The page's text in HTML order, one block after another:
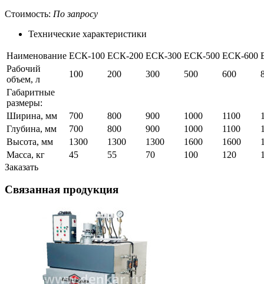
Стоимость: По запросу
Технические характеристики
Наименование ЕСК-100 ЕСК-200 ЕСК-300 ЕСК-500 ЕСК-600
Рабочий
объем, л
100 200 300 500 600
Габаритные
размеры:
Ширина, мм
700 800 900 1000 1100
Глубина, мм
700 800 900 1000 1100
Высота, мм
1300 1300 1300 1600 1600
Масса, кг
45 55 70 100 120
Заказать
Связанная продукция